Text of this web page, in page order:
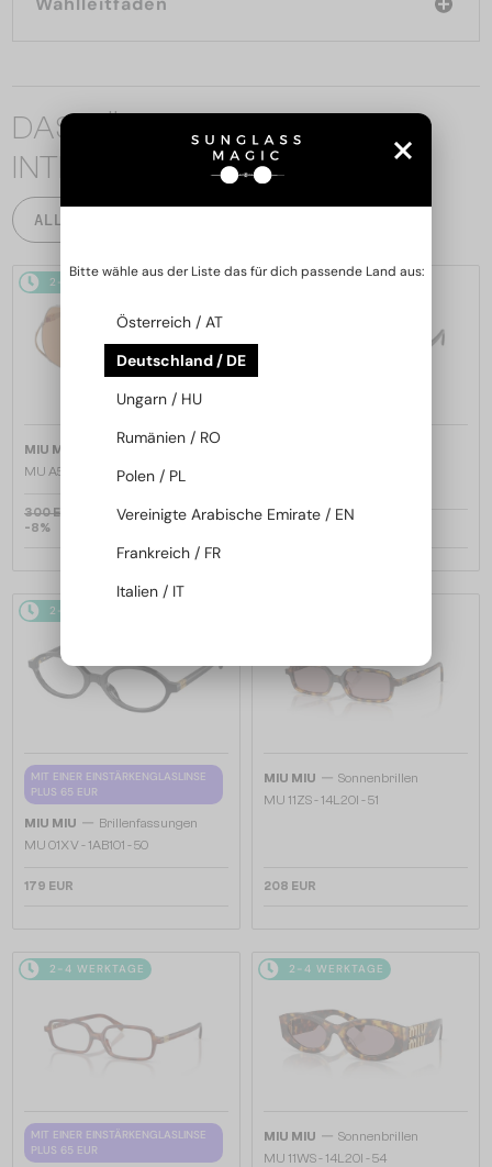
DAS KÖNNTE SIE AUCH
INTERESSIEREN
ALLE PRODUKTE
2-4 WERKTAGE
MIU MIU
MU A55S - ​1BC90Q - ​57
300 EUR
-8%
2-4 WERKTAGE
2-4 WERKTAGE
MIT EINER EINSTÄRKENGLASLINSE
PLUS 65 EUR
MIU MIU — Brillenfassungen
MU 01XV - 1AB1O1 - 50
179 EUR
MIU MIU — Sonnenbrillen
MU 11ZS - 14L20I - 51
208 EUR
2-4 WERKTAGE
MIT EINER EINSTÄRKENGLASLINSE
PLUS 65 EUR
2-4 WERKTAGE
MIU MIU — Sonnenbrillen
MU 11WS - 14L20I - 54
Bitte wähle aus der Liste das für dich passende Land aus:
Österreich / AT
Deutschland / DE
Ungarn / HU
Rumänien / RO
Polen / PL
Vereinigte Arabische Emirate / EN
Frankreich / FR
Italien / IT